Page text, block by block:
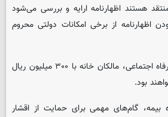
هستند اظهارنامه ارایه و بررسی می‌شود
اظهارنامه از برخی امکانات دولتی محروم
به‌گفته وزیر تعاون، کار و رفاه اجتماعی، مالکان خانه با ۳۰۰ میلیون ریال
بود.
بیمه، گام‌های مهمی برای حمایت از اقشار